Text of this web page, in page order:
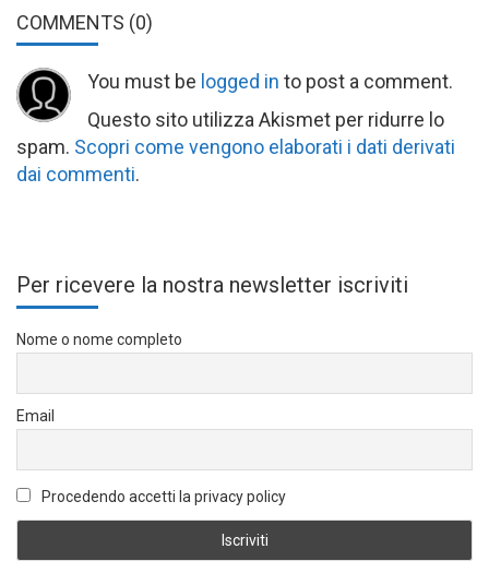
COMMENTS (0)
You must be logged in to post a comment.
Questo sito utilizza Akismet per ridurre lo
spam. Scopri come vengono elaborati i dati derivati
dai commenti.
Per ricevere la nostra newsletter iscriviti
Nome o nome completo
Email
Procedendo accetti la privacy policy